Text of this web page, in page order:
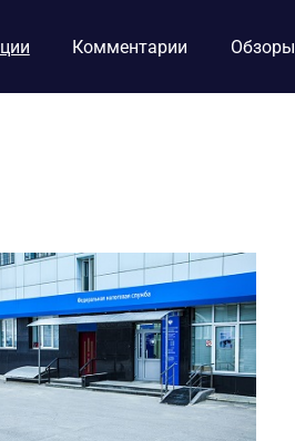
Комментарии Обзоры